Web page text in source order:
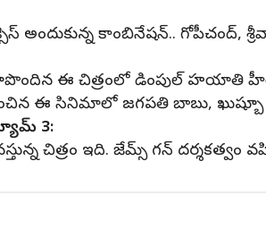
అందుకున్న కాంబినేషన్..
ఈ చిత్రంలో డింపుల్ హయాతి
ఈ సినిమాలో జగపతి బాబు, ఖుష్బూ
3:
చిత్రం ఇది. జేమ్స్ గన్